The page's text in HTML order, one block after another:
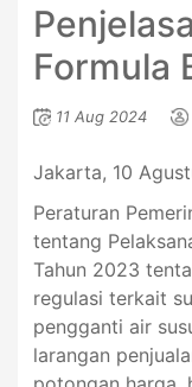
Formula
11 Aug 2024
Jakarta, 10
Peraturan
tentang
Tahun 2023
regulasi terkait
pengganti air
larangan